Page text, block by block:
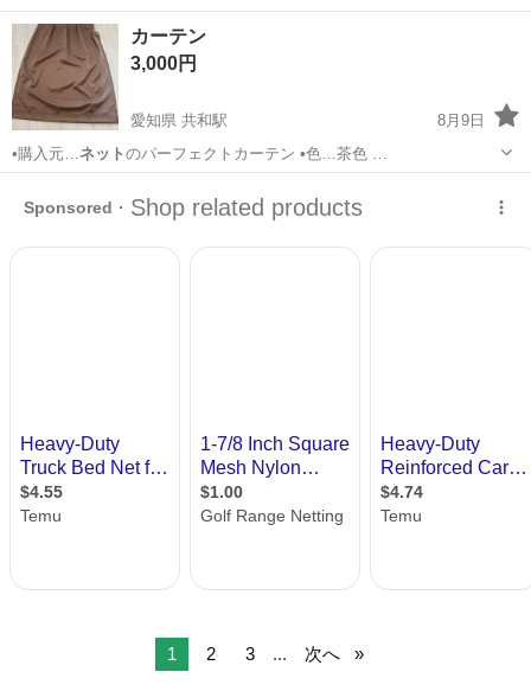
やカップルとの応募OK◎年間休日129日＆休出なしでプライベート充
実♪業務はクリーンルームで快適作業◎自社正社員登用制度あり★1食
300円～の格安食堂あり！《佐...
佐賀 伊万里市
カーテン
3,000円
愛知県 共和駅
8月9日
•購入元… ネット のパーフェクトカーテン •色…茶色 …
1 2 3 ... 次へ